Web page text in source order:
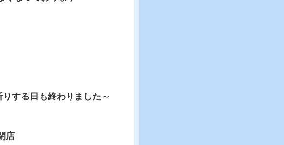
する日も終わりました～
店